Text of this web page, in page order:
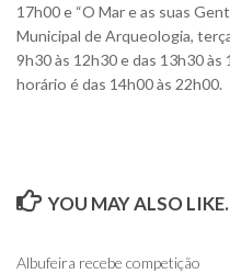
17h00 e “O Mar e as suas
Municipal de Arqueologia,
9h30 às 12h30 e das 13h30
horário é das 14h00 às 22h00.
YOU MAY ALSO
Albufeira recebe competição